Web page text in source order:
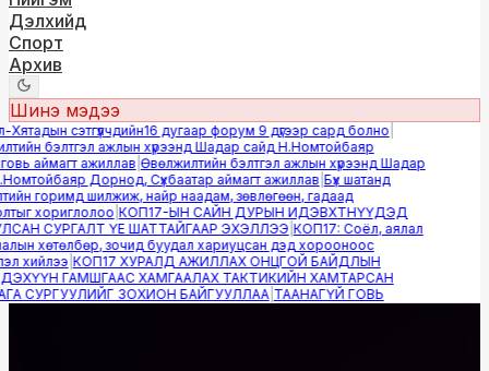
Дэлхийд
Спорт
Архив
Шинэ мэдээ
сэтгүүлчдийн16 дугаар форум 9 дүгээр сард болно|
бэлтгэл ажлын хүрээнд Шадар сайд Н.Номтойбаяр
аймагт ажиллав|Өвөлжилтийн бэлтгэл ажлын хүрээнд Шадар
Дорнод, Сүхбаатар аймагт ажиллав|Бүх шатанд
горимд шилжиж, найр наадам, зөвлөгөөн, гадаад
хориглолоо|КОП17-ЫН САЙН ДУРЫН ИДЭВХТНҮҮДЭД
СУРГАЛТ ҮЕ ШАТТАЙГААР ЭХЭЛЛЭЭ|КОП17: Соёл, аялал
хөтөлбөр, зочид буудал хариуцсан дэд хорооноос
хийлээ|КОП17 ХУРАЛД АЖИЛЛАХ ОНЦГОЙ БАЙДЛЫН
ГАМШГААС ХАМГААЛАХ ТАКТИКИЙН ХАМТАРСАН
СУРГУУЛИЙГ ЗОХИОН БАЙГУУЛЛАА|ТААНАГҮЙ ГОВЬ